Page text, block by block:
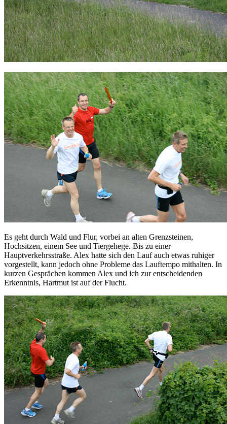
Es geht durch Wald und Flur, vorbei an alten Grenzsteinen,
Hochsitzen, einem See und Tiergehege. Bis zu einer
Hauptverkehrsstraße. Alex hatte sich den Lauf auch etwas ruhiger
vorgestellt, kann jedoch ohne Probleme das Lauftempo mithalten. In
kurzen Gesprächen kommen Alex und ich zur entscheidenden
Erkenntnis, Hartmut ist auf der Flucht.